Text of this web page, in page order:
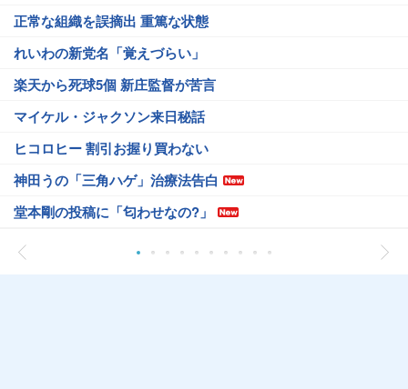
正常な組織を誤摘出 重篤な状態
れいわの新党名「覚えづらい」
楽天から死球5個 新庄監督が苦言
マイケル・ジャクソン来日秘話
ヒコロヒー 割引お握り買わない
神田うの「三角ハゲ」治療法告白
堂本剛の投稿に「匂わせなの?」